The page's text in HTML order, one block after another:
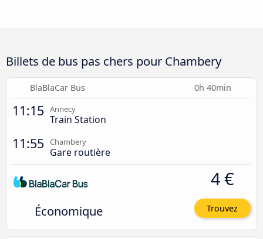
Billets de bus pas chers pour Chambery
BlaBlaCar Bus 0h 40min
11:15 Annecy
Train Station
11:55 Chambery
Gare routière
Économique
4 €
Trouvez